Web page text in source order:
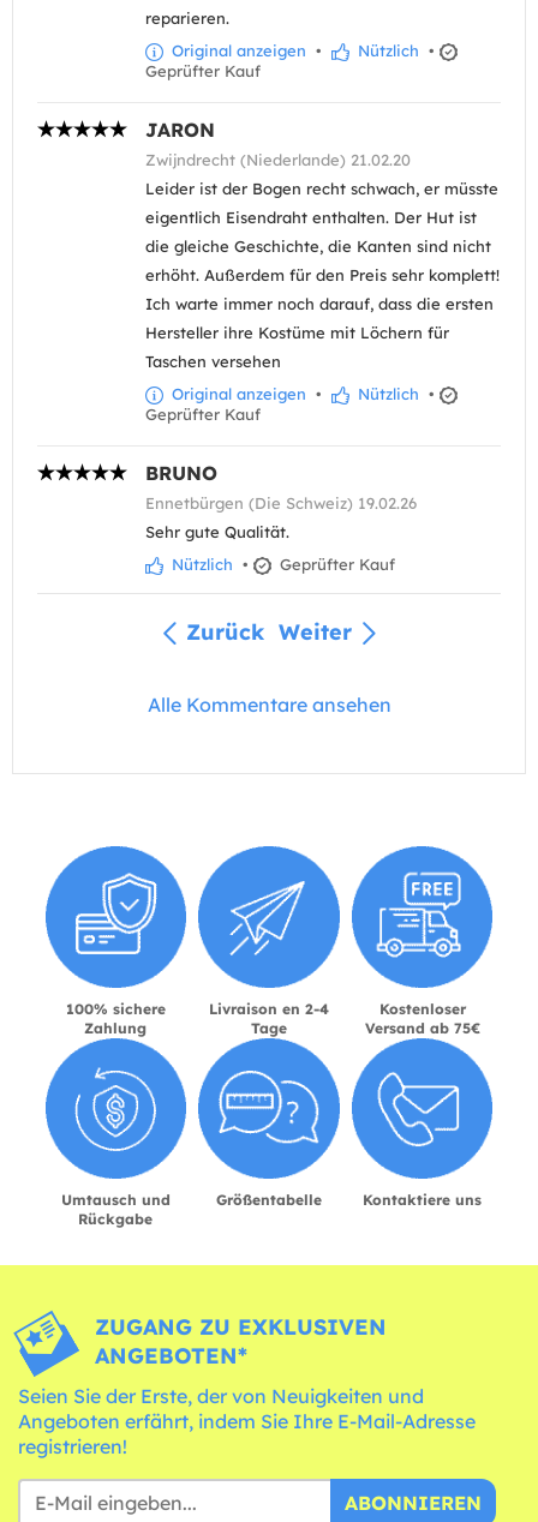
reparieren.
Original anzeigen • Nützlich •
Geprüfter Kauf
JARON
Zwijndrecht (Niederlande) 21.02.20
Leider ist der Bogen recht schwach, er müsste
eigentlich Eisendraht enthalten. Der Hut ist
die gleiche Geschichte, die Kanten sind nicht
erhöht. Außerdem für den Preis sehr komplett!
Ich warte immer noch darauf, dass die ersten
Hersteller ihre Kostüme mit Löchern für
Taschen versehen
Original anzeigen • Nützlich •
Geprüfter Kauf
BRUNO
Ennetbürgen (Die Schweiz) 19.02.26
Sehr gute Qualität.
Nützlich • Geprüfter Kauf
Zurück Weiter
Alle Kommentare ansehen
100% sichere
Zahlung
Livraison en 2-4
Tage
Kostenloser
Versand ab 75€
Umtausch und
Rückgabe
Größentabelle Kontaktiere uns
ZUGANG ZU EXKLUSIVEN
ANGEBOTEN*
Seien Sie der Erste, der von Neuigkeiten und
Angeboten erfährt, indem Sie Ihre E-Mail-Adresse
registrieren!
ABONNIEREN